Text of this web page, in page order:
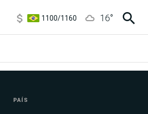
3,8/4
16°
PAÍS